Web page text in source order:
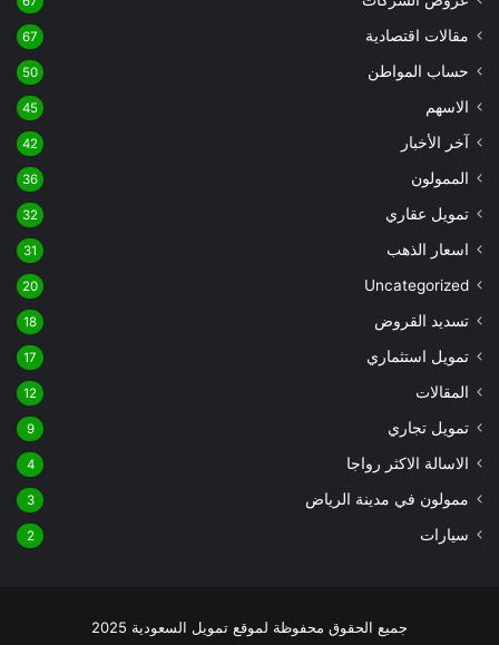
مقالات اقتصادية 67
حساب المواطن 50
الاسهم 45
آخر الأخبار 42
الممولون 36
تمويل عقاري 32
اسعار الذهب 31
Uncategorized
20
تسديد القروض 18
تمويل استثماري 17
المقالات 12
تمويل تجاري 9
الاسالة الاكثر رواجا 4
ممولون في مدينة الرياض 3
سيارات 2
جميع الحقوق محفوظة لموقع تمويل السعودية 2025